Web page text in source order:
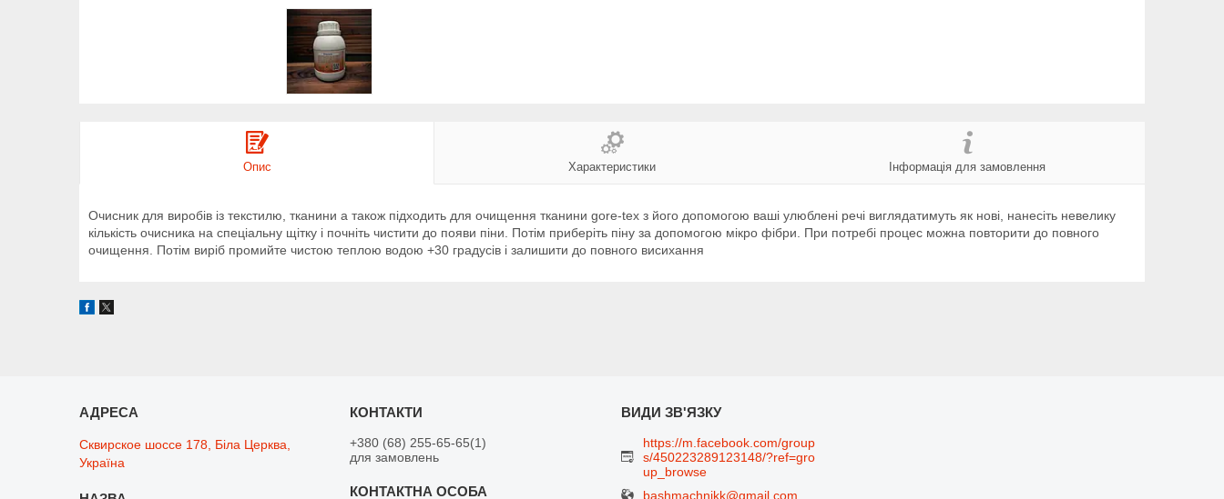
Опис Характеристики Інформація для замовлення
Очисник для виробів із текстилю, тканини а також підходить для очищення тканини gore-tex з його допомогою ваші улюблені речі виглядатимуть як нові, нанесіть невелику
кількість очисника на спеціальну щітку і почніть чистити до появи піни. Потім приберіть піну за допомогою мікро фібри. При потребі процес можна повторити до повного
очищення. Потім виріб промийте чистою теплою водою +30 градусів і залишити до повного висихання
Сквирское шоссе 178, Біла Церква,
Україна
+380 (68) 255-65-65 1
для замовлень
https://m.facebook.com/group
s/450223289123148/?ref=gro
up_browse
bashmachnikk@gmail.com